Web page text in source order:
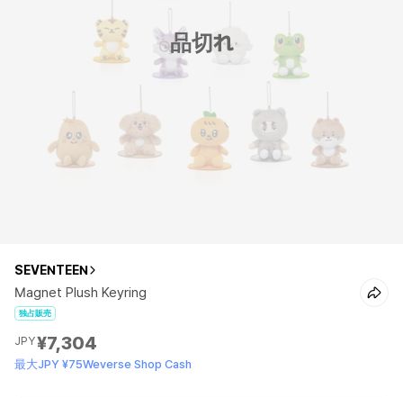
品切れ
SEVENTEEN
Magnet Plush Keyring
独占販売
JPY¥7,304
最大JPY ¥75Weverse Shop Cash